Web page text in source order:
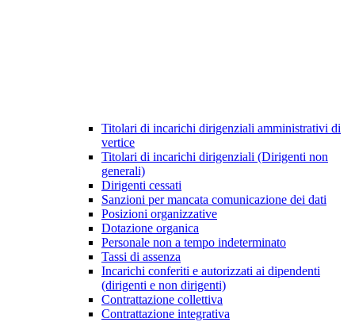
Titolari di incarichi dirigenziali amministrativi di
vertice
Titolari di incarichi dirigenziali (Dirigenti non
generali)
Dirigenti cessati
Sanzioni per mancata comunicazione dei dati
Posizioni organizzative
Dotazione organica
Personale non a tempo indeterminato
Tassi di assenza
Incarichi conferiti e autorizzati ai dipendenti
(dirigenti e non dirigenti)
Contrattazione collettiva
Contrattazione integrativa